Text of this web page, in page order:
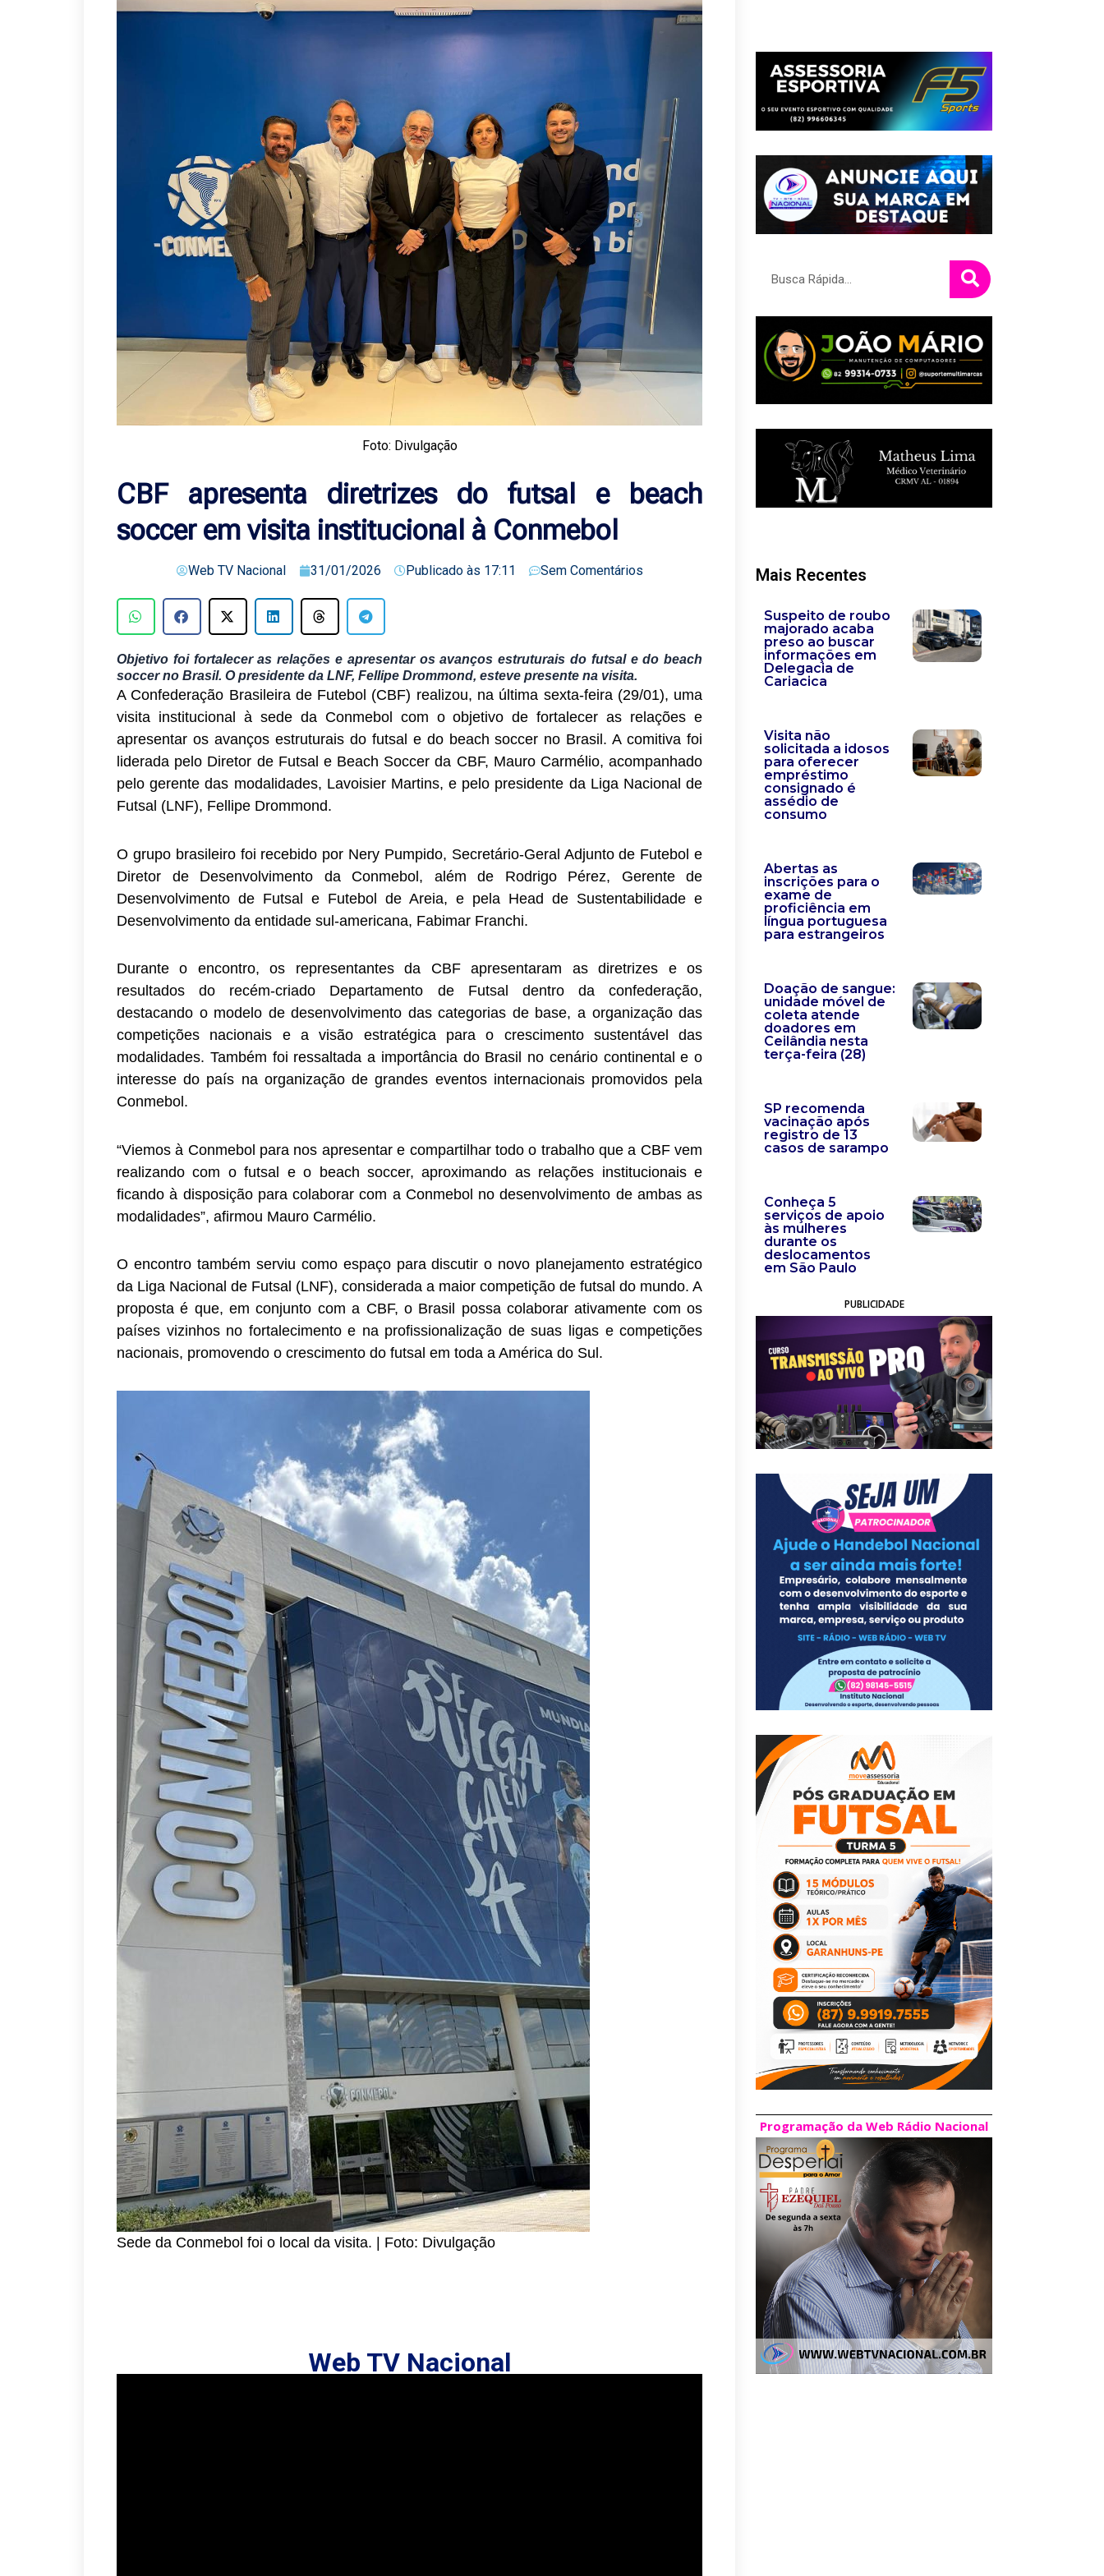
Foto: Divulgação
CBF apresenta diretrizes do futsal e beach
soccer em visita institucional à Conmebol
Web TV Nacional 31/01/2026 Publicado às 17:11 Sem Comentários
Objetivo foi fortalecer as relações e apresentar os avanços estruturais do futsal e do beach
soccer no Brasil. O presidente da LNF, Fellipe Drommond, esteve presente na visita.
A Confederação Brasileira de Futebol (CBF) realizou, na última sexta-feira (29/01), uma
visita institucional à sede da Conmebol com o objetivo de fortalecer as relações e
apresentar os avanços estruturais do futsal e do beach soccer no Brasil. A comitiva foi
liderada pelo Diretor de Futsal e Beach Soccer da CBF, Mauro Carmélio, acompanhado
pelo gerente das modalidades, Lavoisier Martins, e pelo presidente da Liga Nacional de
Futsal (LNF), Fellipe Drommond.
O grupo brasileiro foi recebido por Nery Pumpido, Secretário-Geral Adjunto de Futebol e
Diretor de Desenvolvimento da Conmebol, além de Rodrigo Pérez, Gerente de
Desenvolvimento de Futsal e Futebol de Areia, e pela Head de Sustentabilidade e
Desenvolvimento da entidade sul-americana, Fabimar Franchi.
Durante o encontro, os representantes da CBF apresentaram as diretrizes e os
resultados do recém-criado Departamento de Futsal dentro da confederação,
destacando o modelo de desenvolvimento das categorias de base, a organização das
competições nacionais e a visão estratégica para o crescimento sustentável das
modalidades. Também foi ressaltada a importância do Brasil no cenário continental e o
interesse do país na organização de grandes eventos internacionais promovidos pela
Conmebol.
“Viemos à Conmebol para nos apresentar e compartilhar todo o trabalho que a CBF vem
realizando com o futsal e o beach soccer, aproximando as relações institucionais e
ficando à disposição para colaborar com a Conmebol no desenvolvimento de ambas as
modalidades”, afirmou Mauro Carmélio.
O encontro também serviu como espaço para discutir o novo planejamento estratégico
da Liga Nacional de Futsal (LNF), considerada a maior competição de futsal do mundo. A
proposta é que, em conjunto com a CBF, o Brasil possa colaborar ativamente com os
países vizinhos no fortalecimento e na profissionalização de suas ligas e competições
nacionais, promovendo o crescimento do futsal em toda a América do Sul.
Sede da Conmebol foi o local da visita. | Foto: Divulgação
Web TV Nacional
Mais Recentes
Suspeito de roubo
majorado acaba
preso ao buscar
informações em
Delegacia de
Cariacica
Visita não
solicitada a idosos
para oferecer
empréstimo
consignado é
assédio de
consumo
Abertas as
inscrições para o
exame de
proficiência em
língua portuguesa
para estrangeiros
Doação de sangue:
unidade móvel de
coleta atende
doadores em
Ceilândia nesta
terça-feira (28)
SP recomenda
vacinação após
registro de 13
casos de sarampo
Conheça 5
serviços de apoio
às mulheres
durante os
deslocamentos
em São Paulo
PUBLICIDADE
Programação da Web Rádio Nacional